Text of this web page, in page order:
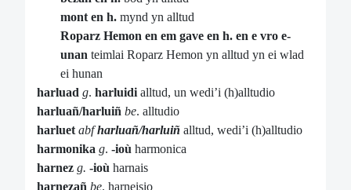
mont en h. mynd yn alltud
Roparz Hemon en em gave en h. en e vro e-
unan teimlai Roparz Hemon yn alltud yn ei wlad
ei hunan
harluad g. harluidi alltud, un wedi’i (h)alltudio
harluañ/harluiñ be. alltudio
harluet abf harluañ/harluiñ alltud, wedi’i (h)alltudio
harmonika g. -ioù harmonica
harnez g. -ioù harnais
harnezañ be. harneisio